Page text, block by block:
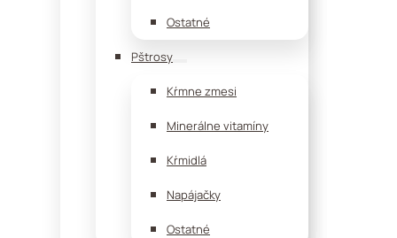
Ostatné
Pštrosy
Kŕmne zmesi
Minerálne vitamíny
Kŕmidlá
Napájačky
Ostatné